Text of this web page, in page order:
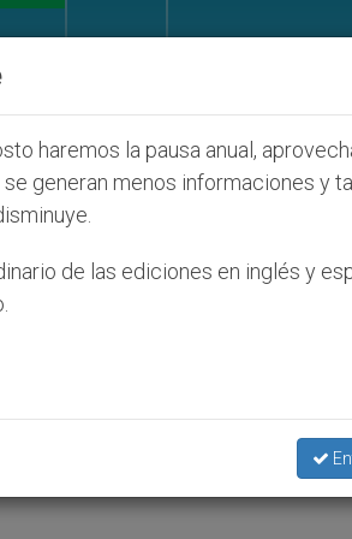
a cristianos (y no sólo) en Tierra
a toda
con
haremos la pausa anual,
generan menos informaciones y
de las ediciones en inglés y